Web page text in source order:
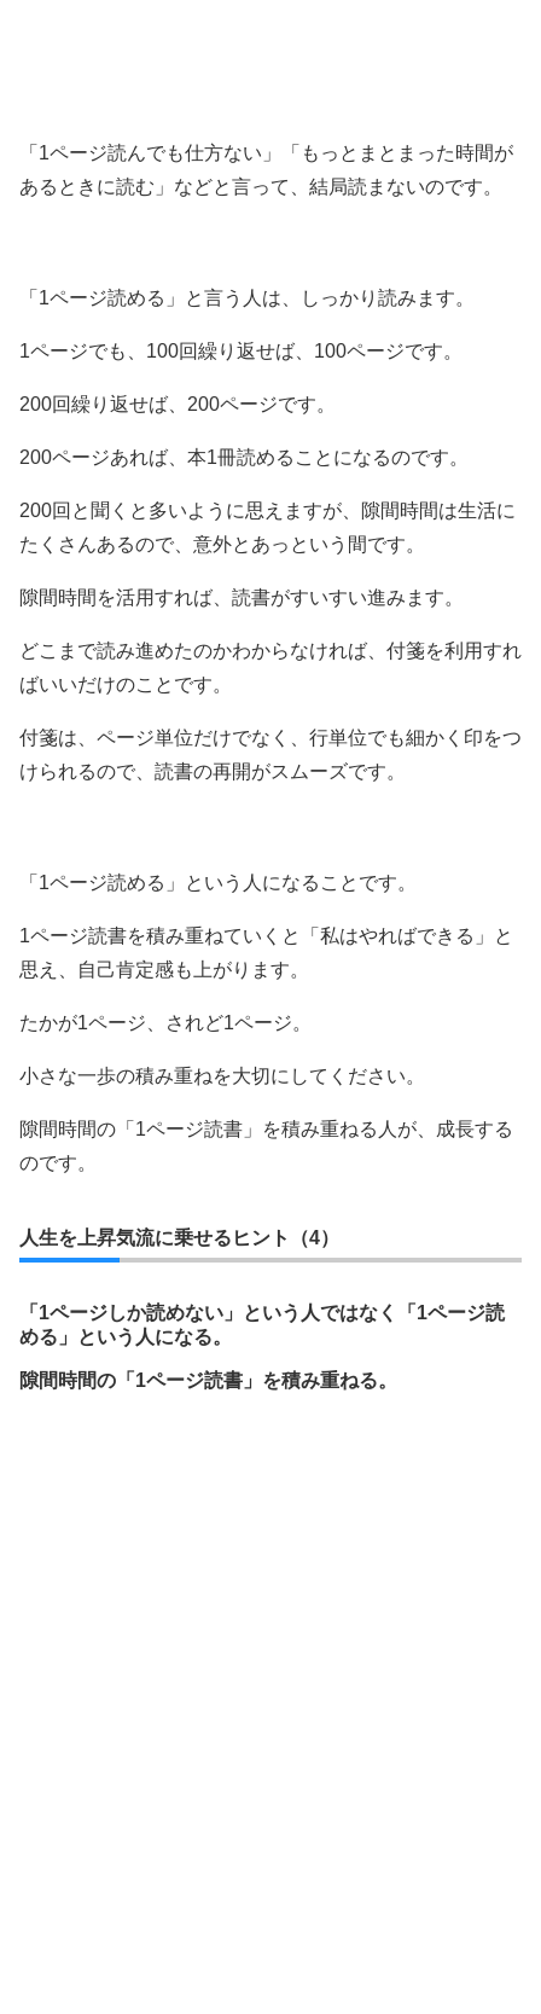
「1ページ読んでも仕方ない」「もっとまとまった時間が
あるときに読む」などと言って、結局読まないのです。
「1ページ読める」と言う人は、しっかり読みます。
1ページでも、100回繰り返せば、100ページです。
200回繰り返せば、200ページです。
200ページあれば、本1冊読めることになるのです。
200回と聞くと多いように思えますが、隙間時間は生活に
たくさんあるので、意外とあっという間です。
隙間時間を活用すれば、読書がすいすい進みます。
どこまで読み進めたのかわからなければ、付箋を利用すれ
ばいいだけのことです。
付箋は、ページ単位だけでなく、行単位でも細かく印をつ
けられるので、読書の再開がスムーズです。
「1ページ読める」という人になることです。
1ページ読書を積み重ねていくと「私はやればできる」と
思え、自己肯定感も上がります。
たかが1ページ、されど1ページ。
小さな一歩の積み重ねを大切にしてください。
隙間時間の「1ページ読書」を積み重ねる人が、成長する
のです。
人生を上昇気流に乗せるヒント（4）
「1ページしか読めない」という人ではなく「1ページ読
める」という人になる。
隙間時間の「1ページ読書」を積み重ねる。